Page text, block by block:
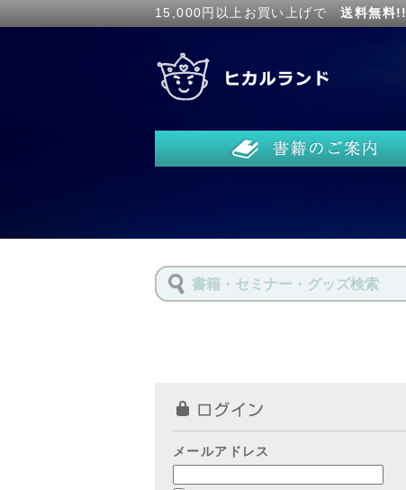
15,000円以上お買い上げで送料無料!!
メールアドレス